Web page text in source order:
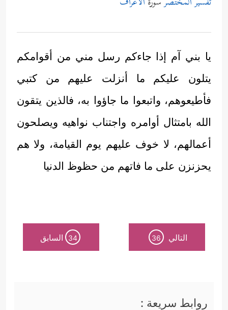
يا بني آم إذا جاءكم رسل مني من أقوامكم
يتلون عليكم ما أنزلت عليهم من كتبي
فأطيعوهم، واتبعوا ما جاؤوا به، فالذين يتقون
الله بامتثال أوامره واجتناب نواهيه ويصلحون
أعمالهم، لا خوف عليهم يوم القيامة، ولا هم
يحزنزن على ما فاتهم من حظوظ الدنيا
التالي 36
34 السابق
روابط سريعة :